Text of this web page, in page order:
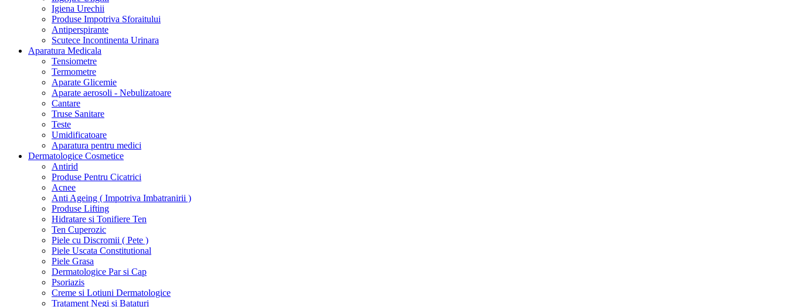
Igiena Urechii
Produse Impotriva Sforaitului
Antiperspirante
Scutece Incontinenta Urinara
Aparatura Medicala
Tensiometre
Termometre
Aparate Glicemie
Aparate aerosoli - Nebulizatoare
Cantare
Truse Sanitare
Teste
Umidificatoare
Aparatura pentru medici
Dermatologice Cosmetice
Antirid
Produse Pentru Cicatrici
Acnee
Anti Ageing ( Impotriva Imbatranirii )
Produse Lifting
Hidratare si Tonifiere Ten
Ten Cuperozic
Piele cu Discromii ( Pete )
Piele Uscata Constitutional
Piele Grasa
Dermatologice Par si Cap
Psoriazis
Creme si Lotiuni Dermatologice
Tratament Negi si Bataturi